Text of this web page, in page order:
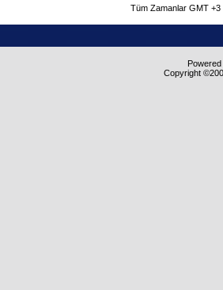
Tüm Zamanlar GMT
Copyright